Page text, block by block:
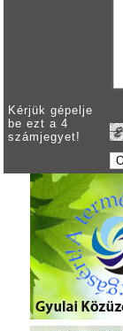
Kérjük gépelje
be ezt a 4
számjegyet!